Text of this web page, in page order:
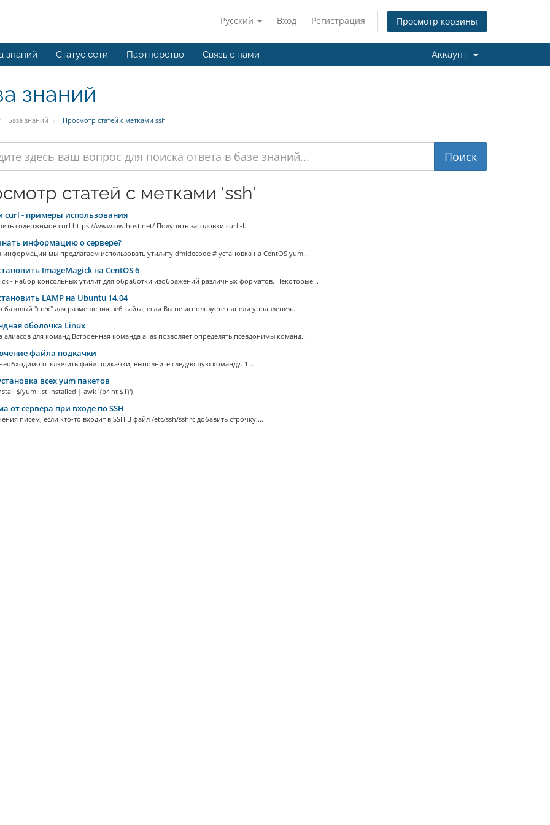
Русский Вход Регистрация Просмотр корзины
знаний Статус сети Партнерство Связь с нами Аккаунт
знаний
База знаний Просмотр статей с метками ssh
статей с метками 'ssh'
curl - примеры использования
содержимое curl https://www.owlhost.net/ Получить заголовки curl -I...
информацию о сервере?
информации мы предлагаем использовать утилиту dmidecode # установка на CentOS yum...
ImageMagick на CentOS 6
- набор консольных утилит для обработки изображений различных форматов. Некоторые...
LAMP на Ubuntu 14.04
базовый "стек" для размещения веб-сайта, если Вы не используете панели управления....
оболочка Linux
алиасов для команд Встроенная команда alias позволяет определять псевдонимы команд...
файла подкачки
отключить файл подкачки, выполните следующую команду. 1...
всех yum пакетов
$(yum list installed | awk '{print $1}')
от сервера при входе по SSH
писем, если кто-то входит в SSH В файл /etc/ssh/sshrc добавить строчку:...